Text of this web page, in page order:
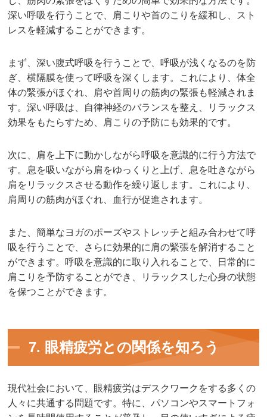
深い呼吸を行うことで、肩こりや首のこりを緩和し、スト
レスを軽減することができます。
まず、深い腹式呼吸を行うことで、呼吸が浅くなるのを防
ぎ、横隔膜を使って呼吸を深くします。これにより、体全
体の緊張がほぐれ、肩や首周りの筋肉の緊張も軽減されま
す。深い呼吸は、自律神経のバランスを整え、リラックス
効果をもたらすため、肩こりの予防にも効果的です。
次に、肩を上下に動かしながら呼吸を意識的に行う方法で
す。息を吸いながら肩をゆっくりと上げ、息を吐きながら
肩をリラックスさせる動作を繰り返します。これにより、
肩周りの筋肉がほぐれ、血行が促進されます。
また、簡単なヨガのポーズやストレッチと組み合わせて呼
吸を行うことで、さらに効果的に肩の緊張を解消すること
ができます。呼吸を意識的に取り入れることで、日常的に
肩こりを予防することができ、リラックスした心身の状態
を保つことができます。
7. 眼精疲労との関係を知ろう
現代社会において、眼精疲労はデスクワークをする多くの
人々に共通する問題です。特に、パソコンやスマートフォ